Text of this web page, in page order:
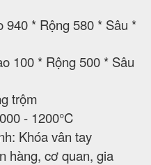
* Rộng 580 * Sâu *
100 * Rộng 500 * Sâu
trộm
- 1200°C
Khóa vân tay
hàng, cơ quan, gia